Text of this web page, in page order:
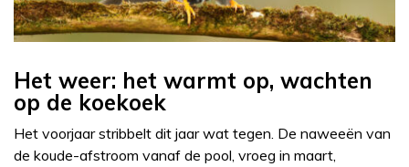
Het weer: het warmt op, wachten
op de koekoek
Het voorjaar stribbelt dit jaar wat tegen. De naweeën van
de koude-afstroom vanaf de pool, vroeg in maart,